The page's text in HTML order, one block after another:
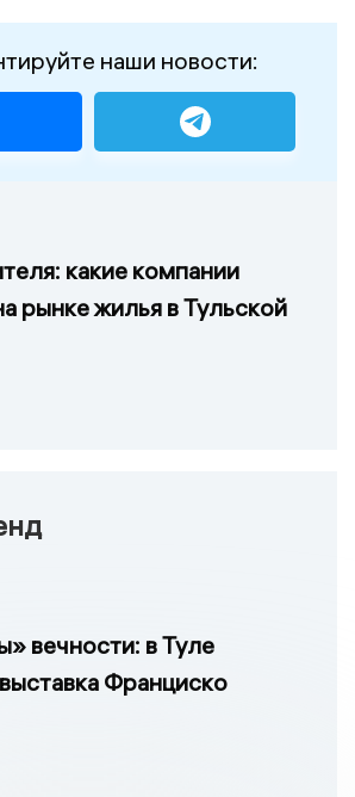
наши новости:
какие компании
рынке жилья в Тульской
вечности: в Туле
Франциско